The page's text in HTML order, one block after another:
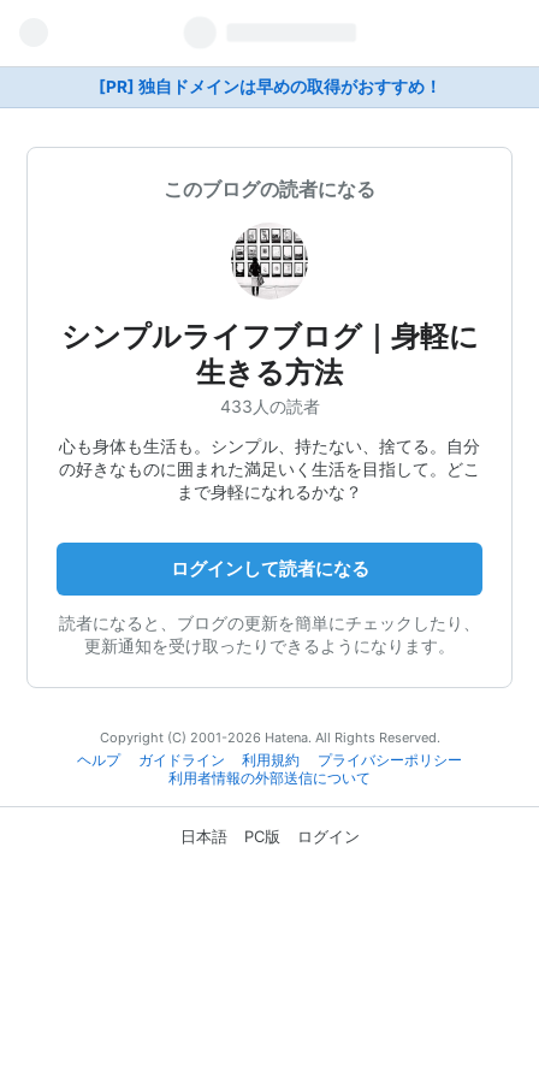
[PR] 独自ドメインは早めの取得がおすすめ！
このブログの読者になる
シンプルライフブログ｜身軽に
生きる方法
433人の読者
心も身体も生活も。シンプル、持たない、捨てる。自分
の好きなものに囲まれた満足いく生活を目指して。どこ
まで身軽になれるかな？
ログインして読者になる
読者になると、ブログの更新を簡単にチェックしたり、
更新通知を受け取ったりできるようになります。
Copyright (C) 2001-2026 Hatena. All Rights Reserved.
ヘルプ
ガイドライン 利用規約
プライバシーポリシー
利用者情報の外部送信について
日本語 PC版 ログイン